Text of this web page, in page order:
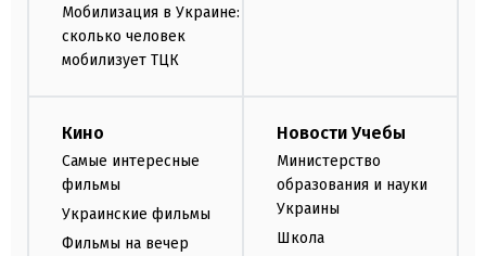
Мобилизация в Украине:
сколько человек
мобилизует ТЦК
Кино
Самые интересные
фильмы
Украинские фильмы
Фильмы на вечер
Новости Учебы
Министерство
образования и науки
Украины
Школа